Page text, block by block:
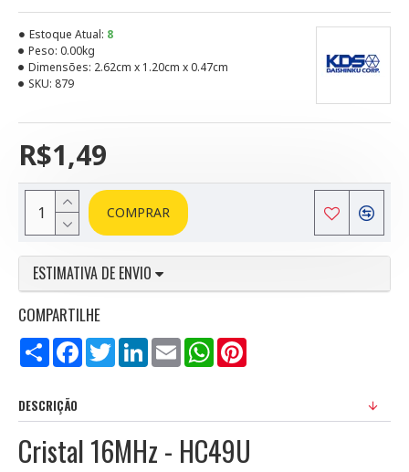
R$1,49
Estoque Atual: 8
Peso: 0.00kg
Dimensões: 2.62cm x 1.20cm x 0.47cm
SKU: 879
COMPRAR
ESTIMATIVA DE ENVIO
COMPARTILHE
Compartilhar
FacebookTwitterLinkedInEmail WhatsApp
DESCRIÇÃO
Cristal 16MHz - HC49U